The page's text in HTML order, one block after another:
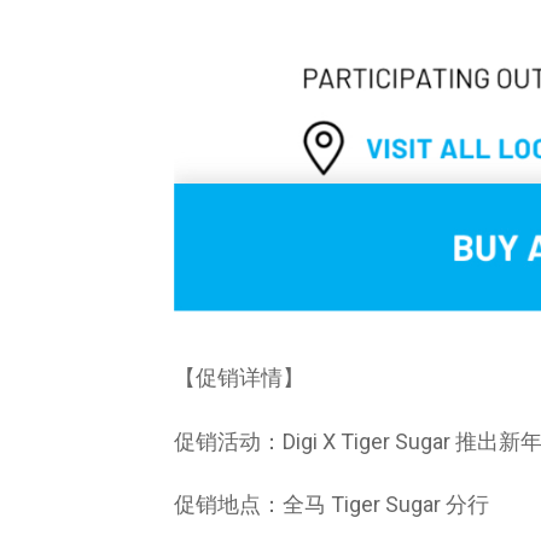
【促销详情】
促销活动：Digi X Tiger Sugar 推出新
促销地点：全马 Tiger Sugar 分行